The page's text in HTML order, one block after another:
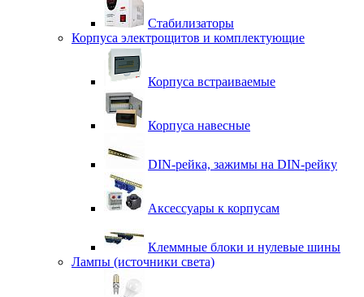
Стабилизаторы
Корпуса электрощитов и комплектующие
Корпуса встраиваемые
Корпуса навесные
DIN-рейка, зажимы на DIN-рейку
Аксессуары к корпусам
Клеммные блоки и нулевые шины
Лампы (источники света)